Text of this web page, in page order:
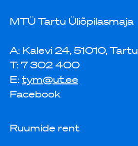
MTÜ Tartu Üliõpilasmaja
A: Kalevi 24, 51010, Tartu
T: 7 302 400
E: tym@ut.ee
Facebook
Ruumide rent